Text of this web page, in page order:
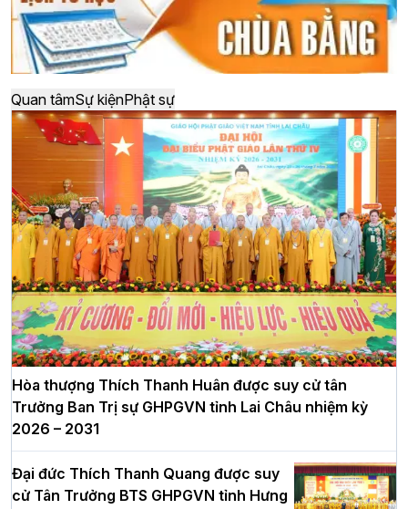
Quan tâmSự kiệnPhật sự
Hòa thượng Thích Thanh Huân được suy cử tân
Trưởng Ban Trị sự GHPGVN tỉnh Lai Châu nhiệm kỳ
2026 – 2031
Đại đức Thích Thanh Quang được suy
cử Tân Trưởng BTS GHPGVN tỉnh Hưng